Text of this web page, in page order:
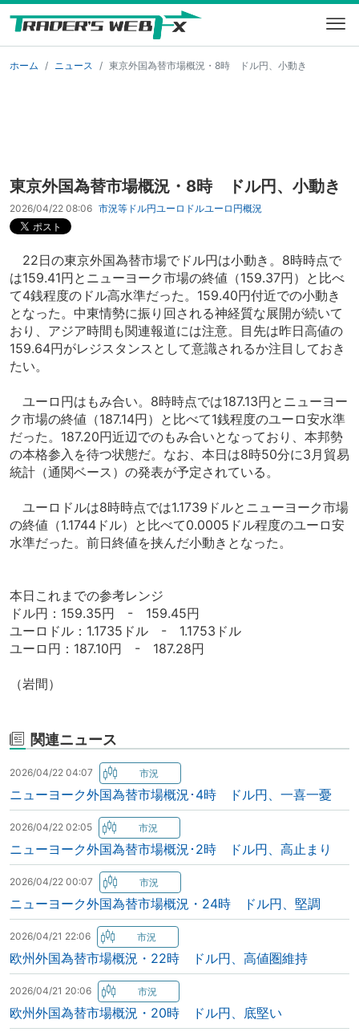
ホーム ニュース 東京外国為替市場概況・8時 ドル円、小動き
東京外国為替市場概況・8時 ドル円、小動き
2026/04/22 08:06 市況等 ドル円ユーロドルユーロ円概況
22日の東京外国為替市場でドル円は小動き。8時時点で
は159.41円とニューヨーク市場の終値（159.37円）と比べ
て4銭程度のドル高水準だった。159.40円付近での小動き
となった。中東情勢に振り回される神経質な展開が続いて
おり、アジア時間も関連報道には注意。目先は昨日高値の
159.64円がレジスタンスとして意識されるか注目しておき
たい。
ユーロ円はもみ合い。8時時点では187.13円とニューヨー
ク市場の終値（187.14円）と比べて1銭程度のユーロ安水準
だった。187.20円近辺でのもみ合いとなっており、本邦勢
の本格参入を待つ状態だ。なお、本日は8時50分に3月貿易
統計（通関ベース）の発表が予定されている。
ユーロドルは8時時点では1.1739ドルとニューヨーク市場
の終値（1.1744ドル）と比べて0.0005ドル程度のユーロ安
水準だった。前日終値を挟んだ小動きとなった。
本日これまでの参考レンジ
ドル円：159.35円 - 159.45円
ユーロドル：1.1735ドル - 1.1753ドル
ユーロ円：187.10円 - 187.28円
（岩間）
関連ニュース
2026/04/22 04:07
ニューヨーク外国為替市場概況･4時 ドル円、一喜一憂
2026/04/22 02:05
ニューヨーク外国為替市場概況･2時 ドル円、高止まり
2026/04/22 00:07
ニューヨーク外国為替市場概況・24時 ドル円、堅調
2026/04/21 22:06
欧州外国為替市場概況・22時 ドル円、高値圏維持
2026/04/21 20:06
欧州外国為替市場概況・20時 ドル円、底堅い